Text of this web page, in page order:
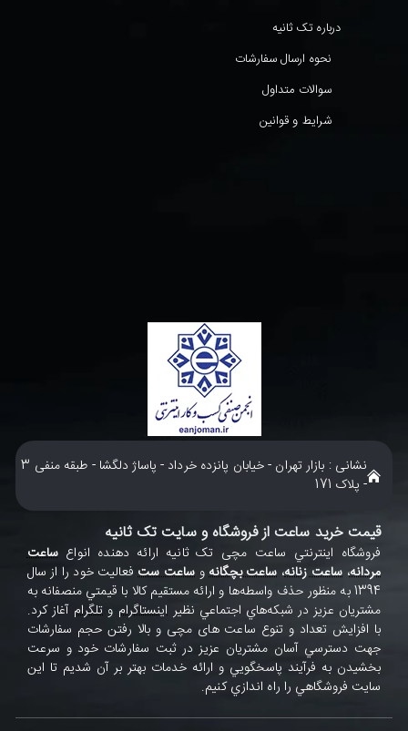
درباره تک ثانیه
نحوه ارسال سفارشات
سوالات متداول
شرایط و قوانین
نشانی : بازار تهران - خیابان پانزده خرداد - پاساژ دلگشا - طبقه منفی 3
- پلاک 171
قیمت خرید ساعت از فروشگاه و سایت تک ثانیه
فروشگاه اينترنتي ساعت مچی تک ثانيه ارائه دهنده انواعساعت
مردانه، ساعت زنانه، ساعت بچگانهو ساعت ستفعاليت خود را از سال
1394 به منظور حذف واسطه‌ها و ارائه مستقيم کالا با قيمتي منصفانه به
مشتريان عزيز در شبکه‌هاي اجتماعي نظير اينستاگرام و تلگرام آغاز کرد.
با افزايش تعداد و تنوع ساعت های مچی و بالا رفتن حجم سفارشات
جهت دسترسي آسان مشتريان عزيز در ثبت سفارشات خود و سرعت
بخشيدن به فرآيند پاسخگويي و ارائه خدمات بهتر بر آن شديم تا اين
سايت فروشگاهي را راه اندازي کنيم.